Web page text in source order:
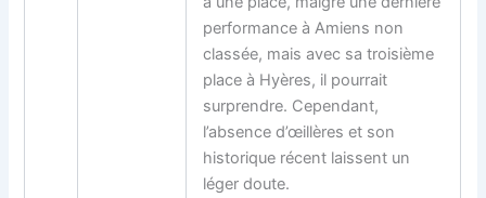
performance à Amiens non
classée, mais avec sa troisième
place à Hyères, il pourrait
surprendre. Cependant,
l’absence d’œillères et son
historique récent laissent un
léger doute.